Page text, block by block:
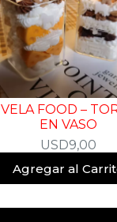
VELA FOOD –
EN VASO
USD9,00
Agregar al